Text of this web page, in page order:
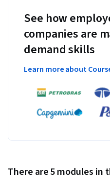
See how
companies are
demand skills
Learn more about
There are 5 modules in